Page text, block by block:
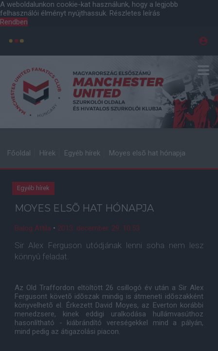
A weboldalunkon cookie-kat használunk, hogy a legjobb
felhasználói élményt nyújthassuk. Részletes leírás
Rendben
Főoldal Hírek Egyéb hírek Moyes elsõ hat hónapja
Egyéb hírek
MOYES ELSÕ HAT HÓNAPJA
Balog Attila • 2013. december. 29. 10:53
Sir Alex Ferguson utódjának lenni soha nem lesz
könnyû feladat.
Az Old Traffordon eltöltött 26 csillogó év után a Sir Alex
Fergusont követõ idõszak mindig is átmeneti idõszakként
könyvelhetõ el. Érkezett David Moyes, az Everton korábbi
menedzsere, kinek eddigi uralkodása hullámvasúthoz
hasonlítható - kiábrándító vereségekkel mind a pályán,
mind pedig az átigazolási piacon.